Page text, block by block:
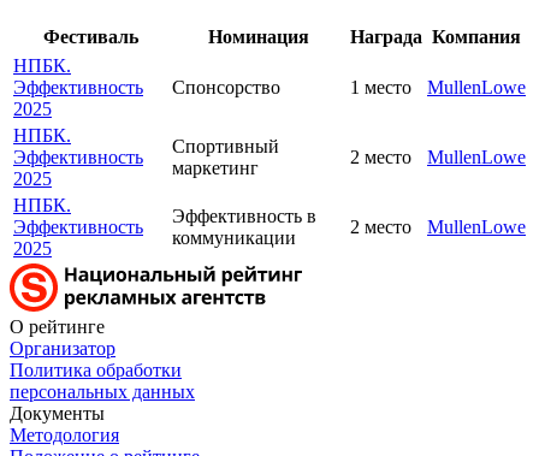
Фестиваль Номинация Награда Компания
НПБК.
Эффективность
2025
Спонсорство 1 место MullenLowe
НПБК.
Эффективность
2025
Спортивный
маркетинг
2 место MullenLowe
НПБК.
Эффективность
2025
Эффективность в
коммуникации
2 место MullenLowe
О рейтинге
Организатор
Политика обработки
персональных данных
Документы
Методология